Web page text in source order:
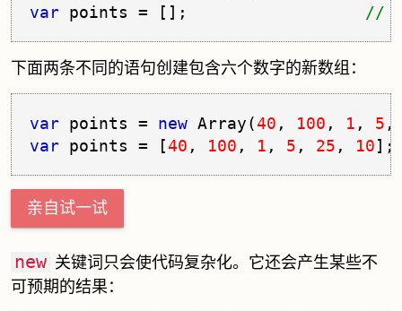
var points = [];
下面两条不同的语句创建包含六个数字的新数组：
var points = new Array(40 , 100 , 1 , 5
var points = [40 , 100 , 1 , 5 , 25 , 10
亲自试一试
new 关键词只会使代码复杂化。它还会产生某些不
可预期的结果：